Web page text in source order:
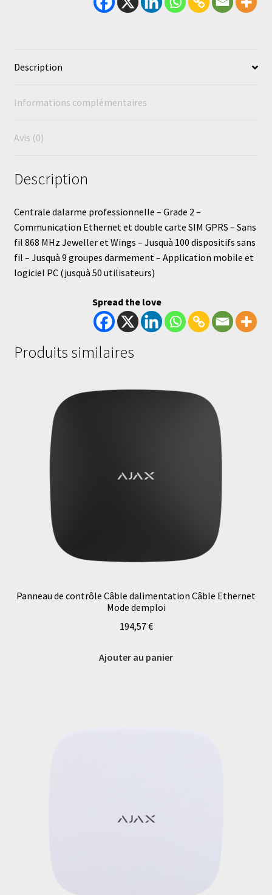
Description
Informations complémentaires
Avis (0)
Description
Centrale dalarme professionnelle – Grade 2 –
Communication Ethernet et double carte SIM GPRS – Sans
fil 868 MHz Jeweller et Wings – Jusquà 100 dispositifs sans
fil – Jusquà 9 groupes darmement – Application mobile et
logiciel PC (jusquà 50 utilisateurs)
Spread the love
Produits similaires
Panneau de contrôle Câble dalimentation Câble Ethernet
Mode demploi
194,57€
Ajouter au panier